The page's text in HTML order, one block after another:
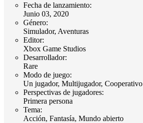
Fecha de lanzamiento:
Junio 03, 2020
Género:
Simulador, Aventuras
Editor:
Xbox Game Studios
Desarrollador:
Rare
Modo de juego:
Un jugador, Multijugador, Cooperativo
Perspectivas de jugadores:
Primera persona
Tema:
Acción, Fantasía, Mundo abierto